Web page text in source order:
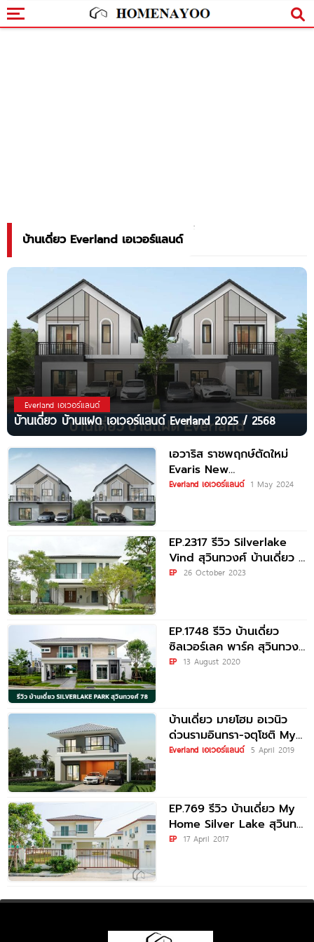
บ้านเดี่ยว Everland เอเวอร์แลนด์
Everland เอเวอร์แลนด์
บ้านเดี่ยว บ้านแฝด เอเวอร์แลนด์ Everland 2025 / 2568
เอวาริส ราชพฤกษ์ตัดใหม่
Evaris New
Ratchaphruek บ้านเดี่ยว
Everland เอเวอร์แลนด์ 1 May 2024
EP.2317 รีวิว Silverlake
Vind สุวินทวงศ์ บ้านเดี่ยว 2
ชั้น บนที่ดินเริ่มต้น 100
EP 26 October 2023
EP.1748 รีวิว บ้านเดี่ยว
ซิลเวอร์เลค พาร์ค สุวินทวงศ์
78 Silverlake Park
EP 13 August 2020
บ้านเดี่ยว มายโฮม อเวนิว
ด่วนรามอินทรา-จตุโชติ My
Home Avenue Ramintra-
Everland เอเวอร์แลนด์ 5 April 2019
EP.769 รีวิว บ้านเดี่ยว My
Home Silver Lake สุวินท
วงศ์ ราคาเริ่มต้น 4.39
EP 17 April 2017